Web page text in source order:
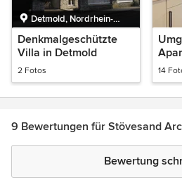
Detmold, Nordrhein-
Westfalen
Denkmalgeschützte
Villa in Detmold
2 Fotos 14
9 Bewertungen für Stövesand
Bewertung